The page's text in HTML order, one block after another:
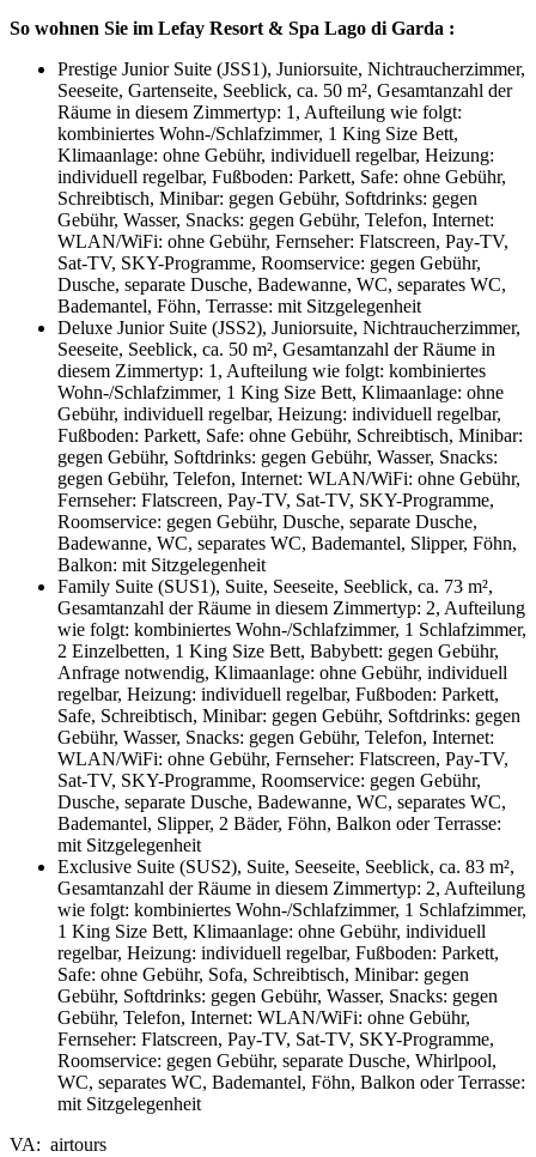
So wohnen Sie im Lefay Resort & Spa Lago di Garda :
Prestige Junior Suite (JSS1), Juniorsuite, Nichtraucherzimmer,
Seeseite, Gartenseite, Seeblick, ca. 50 m², Gesamtanzahl der
Räume in diesem Zimmertyp: 1, Aufteilung wie folgt:
kombiniertes Wohn-/Schlafzimmer, 1 King Size Bett,
Klimaanlage: ohne Gebühr, individuell regelbar, Heizung:
individuell regelbar, Fußboden: Parkett, Safe: ohne Gebühr,
Schreibtisch, Minibar: gegen Gebühr, Softdrinks: gegen
Gebühr, Wasser, Snacks: gegen Gebühr, Telefon, Internet:
WLAN/WiFi: ohne Gebühr, Fernseher: Flatscreen, Pay-TV,
Sat-TV, SKY-Programme, Roomservice: gegen Gebühr,
Dusche, separate Dusche, Badewanne, WC, separates WC,
Bademantel, Föhn, Terrasse: mit Sitzgelegenheit
Deluxe Junior Suite (JSS2), Juniorsuite, Nichtraucherzimmer,
Seeseite, Seeblick, ca. 50 m², Gesamtanzahl der Räume in
diesem Zimmertyp: 1, Aufteilung wie folgt: kombiniertes
Wohn-/Schlafzimmer, 1 King Size Bett, Klimaanlage: ohne
Gebühr, individuell regelbar, Heizung: individuell regelbar,
Fußboden: Parkett, Safe: ohne Gebühr, Schreibtisch, Minibar:
gegen Gebühr, Softdrinks: gegen Gebühr, Wasser, Snacks:
gegen Gebühr, Telefon, Internet: WLAN/WiFi: ohne Gebühr,
Fernseher: Flatscreen, Pay-TV, Sat-TV, SKY-Programme,
Roomservice: gegen Gebühr, Dusche, separate Dusche,
Badewanne, WC, separates WC, Bademantel, Slipper, Föhn,
Balkon: mit Sitzgelegenheit
Family Suite (SUS1), Suite, Seeseite, Seeblick, ca. 73 m²,
Gesamtanzahl der Räume in diesem Zimmertyp: 2, Aufteilung
wie folgt: kombiniertes Wohn-/Schlafzimmer, 1 Schlafzimmer,
2 Einzelbetten, 1 King Size Bett, Babybett: gegen Gebühr,
Anfrage notwendig, Klimaanlage: ohne Gebühr, individuell
regelbar, Heizung: individuell regelbar, Fußboden: Parkett,
Safe, Schreibtisch, Minibar: gegen Gebühr, Softdrinks: gegen
Gebühr, Wasser, Snacks: gegen Gebühr, Telefon, Internet:
WLAN/WiFi: ohne Gebühr, Fernseher: Flatscreen, Pay-TV,
Sat-TV, SKY-Programme, Roomservice: gegen Gebühr,
Dusche, separate Dusche, Badewanne, WC, separates WC,
Bademantel, Slipper, 2 Bäder, Föhn, Balkon oder Terrasse:
mit Sitzgelegenheit
Exclusive Suite (SUS2), Suite, Seeseite, Seeblick, ca. 83 m²,
Gesamtanzahl der Räume in diesem Zimmertyp: 2, Aufteilung
wie folgt: kombiniertes Wohn-/Schlafzimmer, 1 Schlafzimmer,
1 King Size Bett, Klimaanlage: ohne Gebühr, individuell
regelbar, Heizung: individuell regelbar, Fußboden: Parkett,
Safe: ohne Gebühr, Sofa, Schreibtisch, Minibar: gegen
Gebühr, Softdrinks: gegen Gebühr, Wasser, Snacks: gegen
Gebühr, Telefon, Internet: WLAN/WiFi: ohne Gebühr,
Fernseher: Flatscreen, Pay-TV, Sat-TV, SKY-Programme,
Roomservice: gegen Gebühr, separate Dusche, Whirlpool,
WC, separates WC, Bademantel, Föhn, Balkon oder Terrasse:
mit Sitzgelegenheit
VA: airtours